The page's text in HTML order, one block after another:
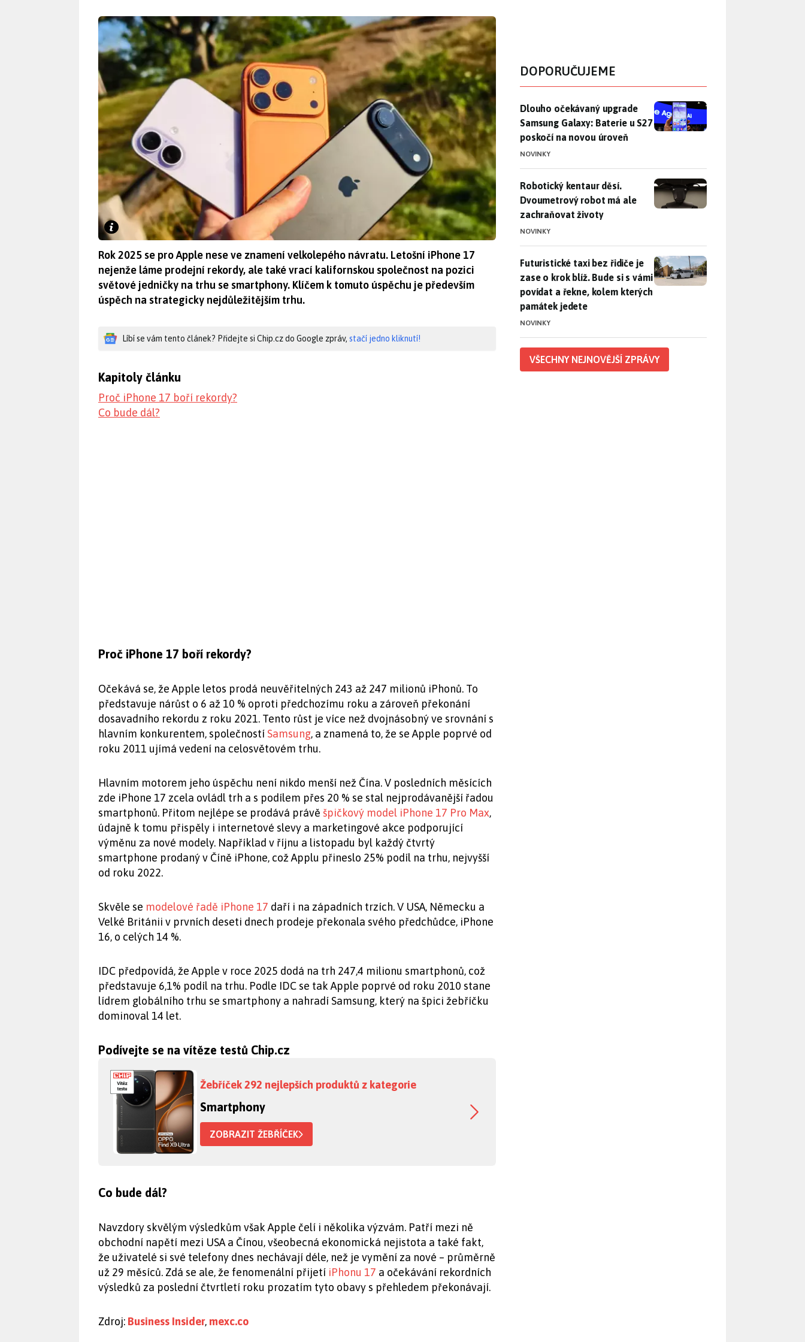
Rok 2025 se pro Apple nese ve znamení velkolepého návratu. Letošní iPhone 17
nejenže láme prodejní rekordy, ale také vrací kalifornskou společnost na pozici
světové jedničky na trhu se smartphony. Klíčem k tomuto úspěchu je především
úspěch na strategicky nejdůležitějším trhu.
Líbí se vám tento článek? Přidejte si Chip.cz do Google zpráv, stačí jedno kliknutí!
Kapitoly článku
Proč iPhone 17 boří rekordy?
Co bude dál?
Proč iPhone 17 boří rekordy?
Očekává se, že Apple letos prodá neuvěřitelných 243 až 247 milionů iPhonů. To
představuje nárůst o 6 až 10 % oproti předchozímu roku a zároveň překonání
dosavadního rekordu z roku 2021. Tento růst je více než dvojnásobný ve srovnání s
hlavním konkurentem, společností Samsung, a znamená to, že se Apple poprvé od
roku 2011 ujímá vedení na celosvětovém trhu.
Hlavním motorem jeho úspěchu není nikdo menší než Čína. V posledních měsících
zde iPhone 17 zcela ovládl trh a s podílem přes 20 % se stal nejprodávanější řadou
smartphonů. Přitom nejlépe se prodává právě špičkový model iPhone 17 Pro Max,
údajně k tomu přispěly i internetové slevy a marketingové akce podporující
výměnu za nové modely. Například v říjnu a listopadu byl každý čtvrtý
smartphone prodaný v Číně iPhone, což Applu přineslo 25% podíl na trhu, nejvyšší
od roku 2022.
Skvěle se modelové řadě iPhone 17 daří i na západních trzích. V USA, Německu a
Velké Británii v prvních deseti dnech prodeje překonala svého předchůdce, iPhone
16, o celých 14 %.
IDC předpovídá, že Apple v roce 2025 dodá na trh 247,4 milionu smartphonů, což
představuje 6,1% podíl na trhu. Podle IDC se tak Apple poprvé od roku 2010 stane
lídrem globálního trhu se smartphony a nahradí Samsung, který na špici žebříčku
dominoval 14 let.
Podívejte se na vítěze testů Chip.cz
Žebříček 292 nejlepších produktů z kategorie
Smartphony
ZOBRAZIT ŽEBŘÍČEK
Co bude dál?
Navzdory skvělým výsledkům však Apple čelí i několika výzvám. Patří mezi ně
obchodní napětí mezi USA a Čínou, všeobecná ekonomická nejistota a také fakt,
že uživatelé si své telefony dnes nechávají déle, než je vymění za nové – průměrně
už 29 měsíců. Zdá se ale, že fenomenální přijetí iPhonu 17 a očekávání rekordních
výsledků za poslední čtvrtletí roku prozatím tyto obavy s přehledem překonávají.
Zdroj: Business Insider, mexc.co
DOPORUČUJEME
Dlouho očekávaný upgrade Samsung Galaxy: Baterie u S27
Dlouho očekávaný upgrade
Samsung Galaxy: Baterie u S27
poskočí na novou úroveň
NOVINKY
Robotický kentaur děsí. Dvoumetrový robot má ale zachraňovat
Robotický kentaur děsí.
Dvoumetrový robot má ale
zachraňovat životy
NOVINKY
Futuristické taxi bez řidiče je zase o krok blíž. Bude si s vámi
Futuristické taxi bez řidiče je
zase o krok blíž. Bude si s vámi
povídat a řekne, kolem kterých
památek jedete
NOVINKY
VŠECHNY NEJNOVĚJŠÍ ZPRÁVY